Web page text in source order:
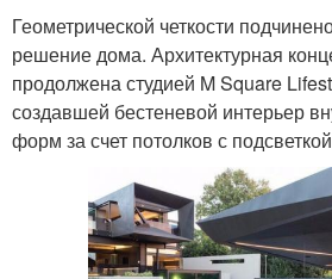
Геометрической четкости
решение дома. Архитектурная
продолжена студией M Square
создавшей бестеневой интерьер
форм за счет потолков с